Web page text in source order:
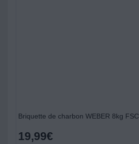
Briquette de charbon WEBER 8kg FSC
19,99€